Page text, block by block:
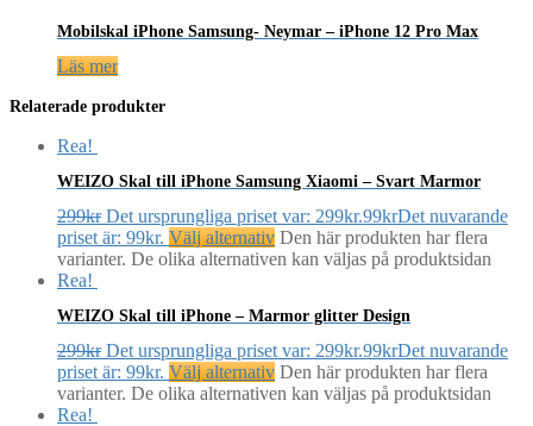
Mobilskal iPhone Samsung- Neymar – iPhone 12 Pro Max
Läs mer
Relaterade produkter
Rea!
WEIZO Skal till iPhone Samsung Xiaomi – Svart Marmor
299kr Det ursprungliga priset var: 299kr.99krDet nuvarande
priset är: 99kr. Välj alternativ Den här produkten har flera
varianter. De olika alternativen kan väljas på produktsidan
Rea!
WEIZO Skal till iPhone – Marmor glitter Design
299kr Det ursprungliga priset var: 299kr.99krDet nuvarande
priset är: 99kr. Välj alternativ Den här produkten har flera
varianter. De olika alternativen kan väljas på produktsidan
Rea!